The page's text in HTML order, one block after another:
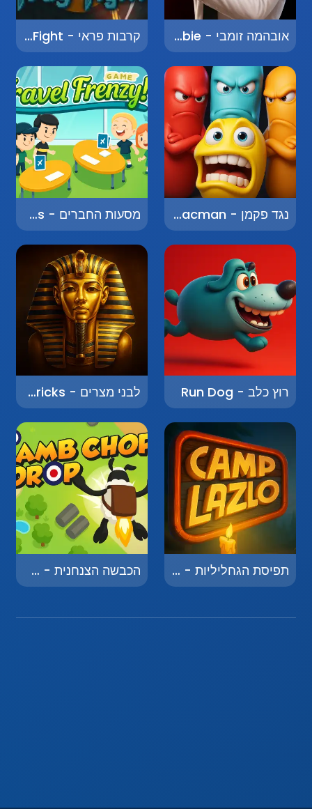
אובהמה זומבי - Obama Zombie קרבות פראי - Fray Fight
נגד פקמן - Against Pacman מסעות החברים - Friends' Journeys
רוץ כלב - Run Dog לבני מצרים - Egyptian Bricks
תפיסת הגחליליות - Firefly Catching הכבשה הצנחנית - The Parachuting Sheep